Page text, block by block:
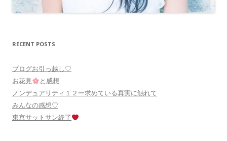
RECENT POSTS
ブログお引っ越し♡
お花見
と感想
ノンデュアリティ１２ー求めている真実に触れて
みんなの感想♡
東京サットサン終了